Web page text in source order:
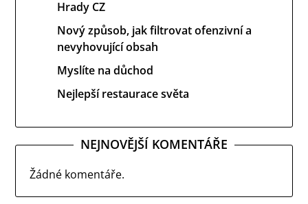
Hrady CZ
Nový způsob, jak filtrovat ofenzivní a
nevyhovující obsah
Myslíte na důchod
Nejlepší restaurace světa
NEJNOVĚJŠÍ KOMENTÁŘE
Žádné komentáře.